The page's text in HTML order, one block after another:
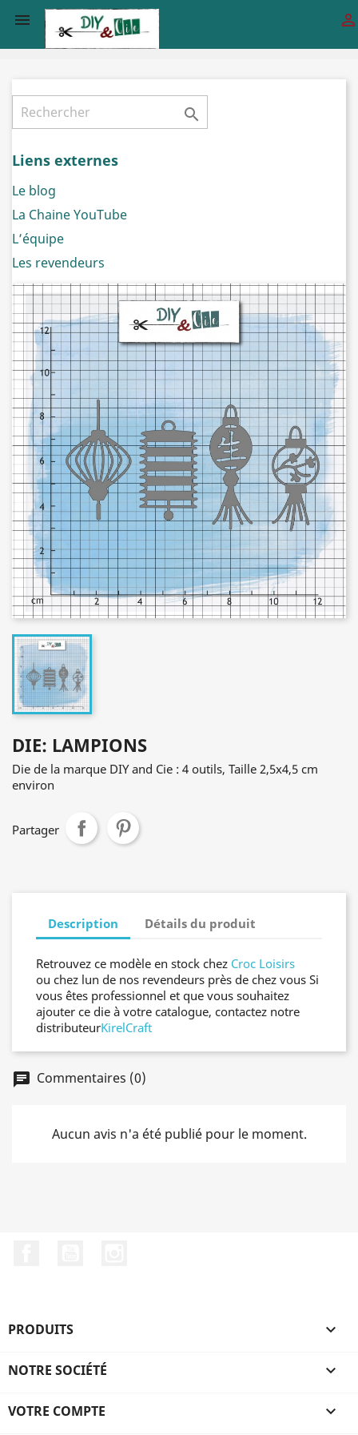
 

Liens externes
Le blog
La Chaine YouTube
L’équipe
Les revendeurs
DIE: LAMPIONS
Die de la marque DIY and Cie : 4 outils, Taille 2,5x4,5 cm
environ
Partager
Description Détails du produit
Retrouvez ce modèle en stock chez Croc Loisirs
ou chez lun de nos revendeurs près de chez vous Si
vous êtes professionnel et que vous souhaitez
ajouter ce die à votre catalogue, contactez notre
distributeurKirelCraft
chat Commentaires (0)
Aucun avis n'a été publié pour le moment.
PRODUITS 
NOTRE SOCIÉTÉ 
VOTRE COMPTE 